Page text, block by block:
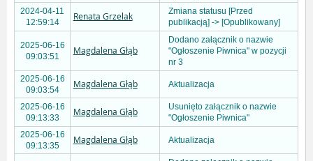
2024-04-11
12:59:14
Renata Grzelak
Zmiana statusu [Przed
publikacją] -> [Opublikowany]
2025-06-16
09:03:51
Magdalena Głąb
Dodano załącznik o nazwie
"Ogłoszenie Piwnica" w pozycji
nr 3
2025-06-16
09:03:54
Magdalena Głąb Aktualizacja
2025-06-16
09:13:33
Magdalena Głąb
Usunięto załącznik o nazwie
"Ogłoszenie Piwnica"
2025-06-16
09:13:35
Magdalena Głąb Aktualizacja